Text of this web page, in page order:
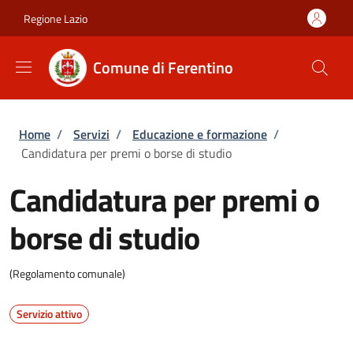
Regione Lazio
Comune di Ferentino
Briciole di pane
Home / Servizi / Educazione e formazione /
Candidatura per premi o borse di studio
Candidatura per premi o
borse di studio
(Regolamento comunale)
Servizio attivo